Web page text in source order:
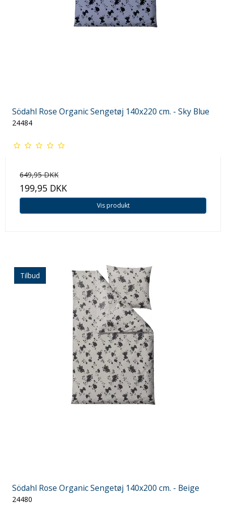
Södahl Rose Organic Sengetøj 140x220 cm. - Sky Blue
24484
649,95 DKK
199,95 DKK
Vis produkt
Tilbud
Södahl Rose Organic Sengetøj 140x200 cm. - Beige
24480